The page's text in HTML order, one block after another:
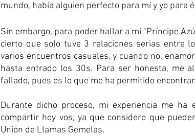
mundo, había alguien perfecto para mí y yo para
Sin embargo, para poder hallar a mi "Príncipe
cierto que solo tuve 3 relaciones serias entre
varios encuentros casuales, y cuando no,
hasta entrado los 30s. Para ser honesta, me
fallado, pues es lo que me ha permitido
Durante dicho proceso, mi experiencia me
compartir hoy vos, ya que considero que
Unión de Llamas Gemelas.